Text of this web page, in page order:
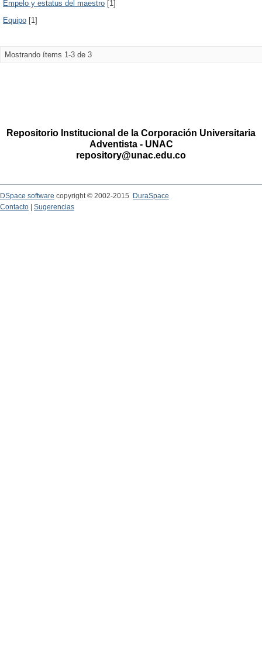
Empelo y estatus del maestro [1]
Equipo [1]
Mostrando ítems 1-3 de 3
Repositorio Institucional de la Corporación Universitaria
Adventista - UNAC
repository@unac.edu.co
DSpace software copyright © 2002-2015
DuraSpace
Contacto
Sugerencias